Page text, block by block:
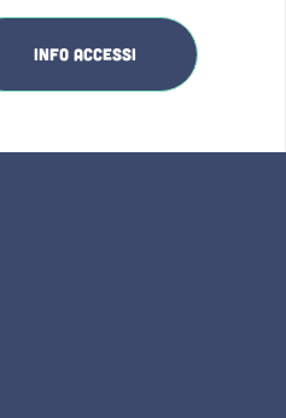
INFO ACCESSI